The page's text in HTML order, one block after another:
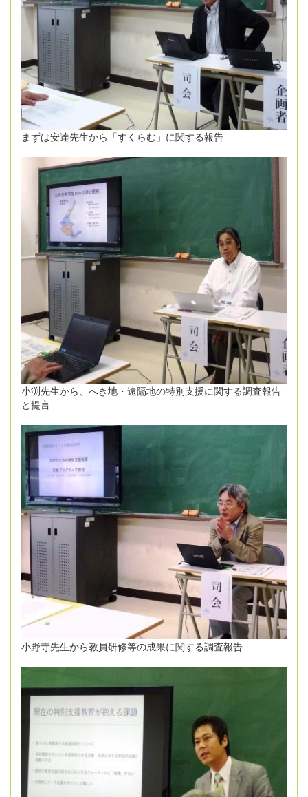
まずは安達先生から「すくらむ」に関する報告
小渕先生から、へき地・遠隔地の特別支援に関する調査報告
と提言
小野寺先生から教員研修等の成果に関する調査報告